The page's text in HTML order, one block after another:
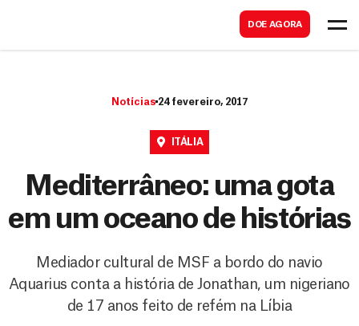
DOE AGORA
Notícias 24 fevereiro, 2017
ITÁLIA
Mediterrâneo: uma gota
em um oceano de histórias
Mediador cultural de MSF a bordo do navio
Aquarius conta a história de Jonathan, um nigeriano
de 17 anos feito de refém na Líbia
a
r